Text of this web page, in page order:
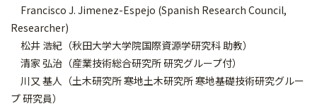
Francisco J. Jimenez-Espejo (Spanish Research Council,
Researcher)
松井 浩紀（秋田大学大学院国際資源学研究科 助教）
清家 弘治（産業技術総合研究所 研究グループ付）
川又 基人（土木研究所 寒地土木研究所 寒地基礎技術研究グルー
プ 研究員）